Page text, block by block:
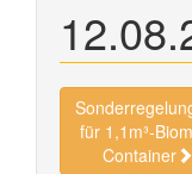
für 1,1m³-
Container